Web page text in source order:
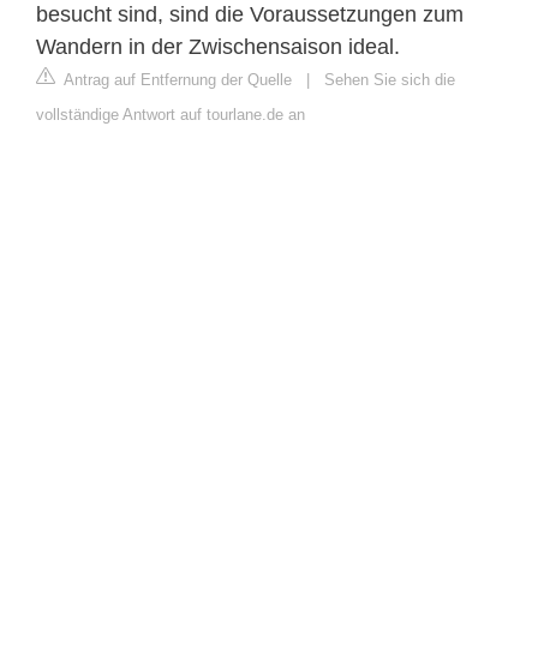
besucht sind, sind die Voraussetzungen zum
Wandern in der Zwischensaison ideal.
Antrag auf Entfernung der Quelle | Sehen Sie sich die
vollständige Antwort auf tourlane.de an